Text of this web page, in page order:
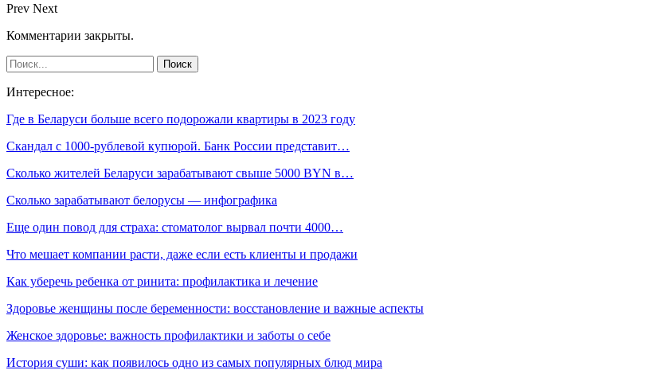
Prev Next
Комментарии закрыты.
Интересное:
Где в Беларуси больше всего подорожали квартиры в 2023 году
Скандал с 1000-рублевой купюрой. Банк России представит…
Сколько жителей Беларуси зарабатывают свыше 5000 BYN в…
Сколько зарабатывают белорусы — инфографика
Еще один повод для страха: стоматолог вырвал почти 4000…
Что мешает компании расти, даже если есть клиенты и продажи
Как уберечь ребенка от ринита: профилактика и лечение
Здоровье женщины после беременности: восстановление и важные аспекты
Женское здоровье: важность профилактики и заботы о себе
История суши: как появилось одно из самых популярных блюд мира